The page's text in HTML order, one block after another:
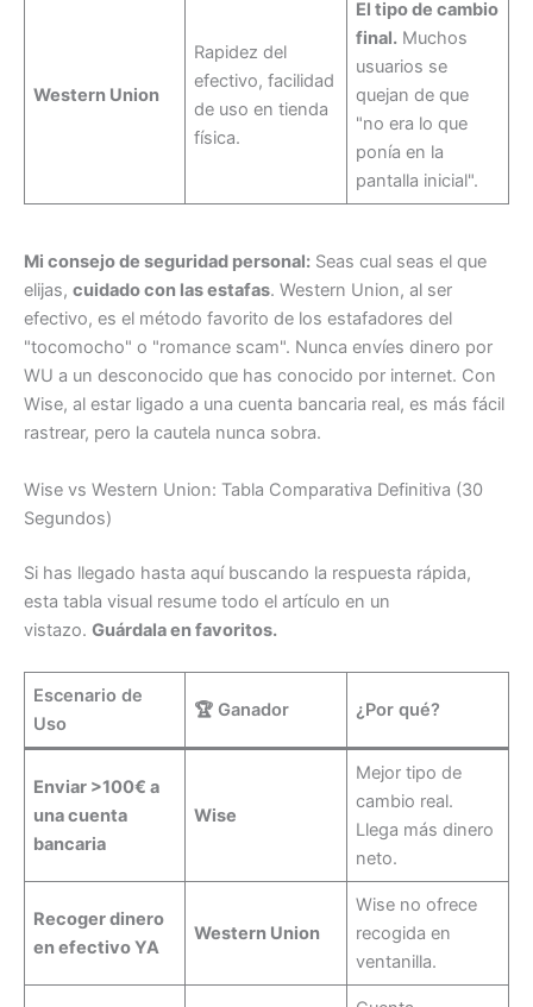
Western Union
Rapidez del
efectivo, facilidad
de uso en tienda
física.
El tipo de cambio
final. Muchos
usuarios se
quejan de que
"no era lo que
ponía en la
pantalla inicial".
Mi consejo de seguridad personal: Seas cual seas el que
elijas, cuidado con las estafas. Western Union, al ser
efectivo, es el método favorito de los estafadores del
"tocomocho" o "romance scam". Nunca envíes dinero por
WU a un desconocido que has conocido por internet. Con
Wise, al estar ligado a una cuenta bancaria real, es más fácil
rastrear, pero la cautela nunca sobra.
Wise vs Western Union: Tabla Comparativa Definitiva (30
Segundos)
Si has llegado hasta aquí buscando la respuesta rápida,
esta tabla visual resume todo el artículo en un
vistazo. Guárdala en favoritos.
Escenario de
Uso
🏆 Ganador ¿Por qué?
Enviar >100€ a
una cuenta
bancaria
Wise
Mejor tipo de
cambio real.
Llega más dinero
neto.
Recoger dinero
en efectivo YA
Western Union
Wise no ofrece
recogida en
ventanilla.